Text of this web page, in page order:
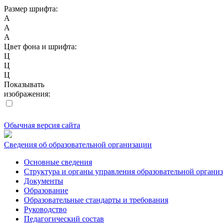
Размер шрифта:
A
A
A
Цвет фона и шрифта:
Ц
Ц
Ц
Показывать
изображения:
Обычная версия сайта
Сведения об образовательной организации
Основные сведения
Структура и органы управления образовательной
Документы
Образование
Образовательные стандарты и требования
Руководство
Педагогический состав